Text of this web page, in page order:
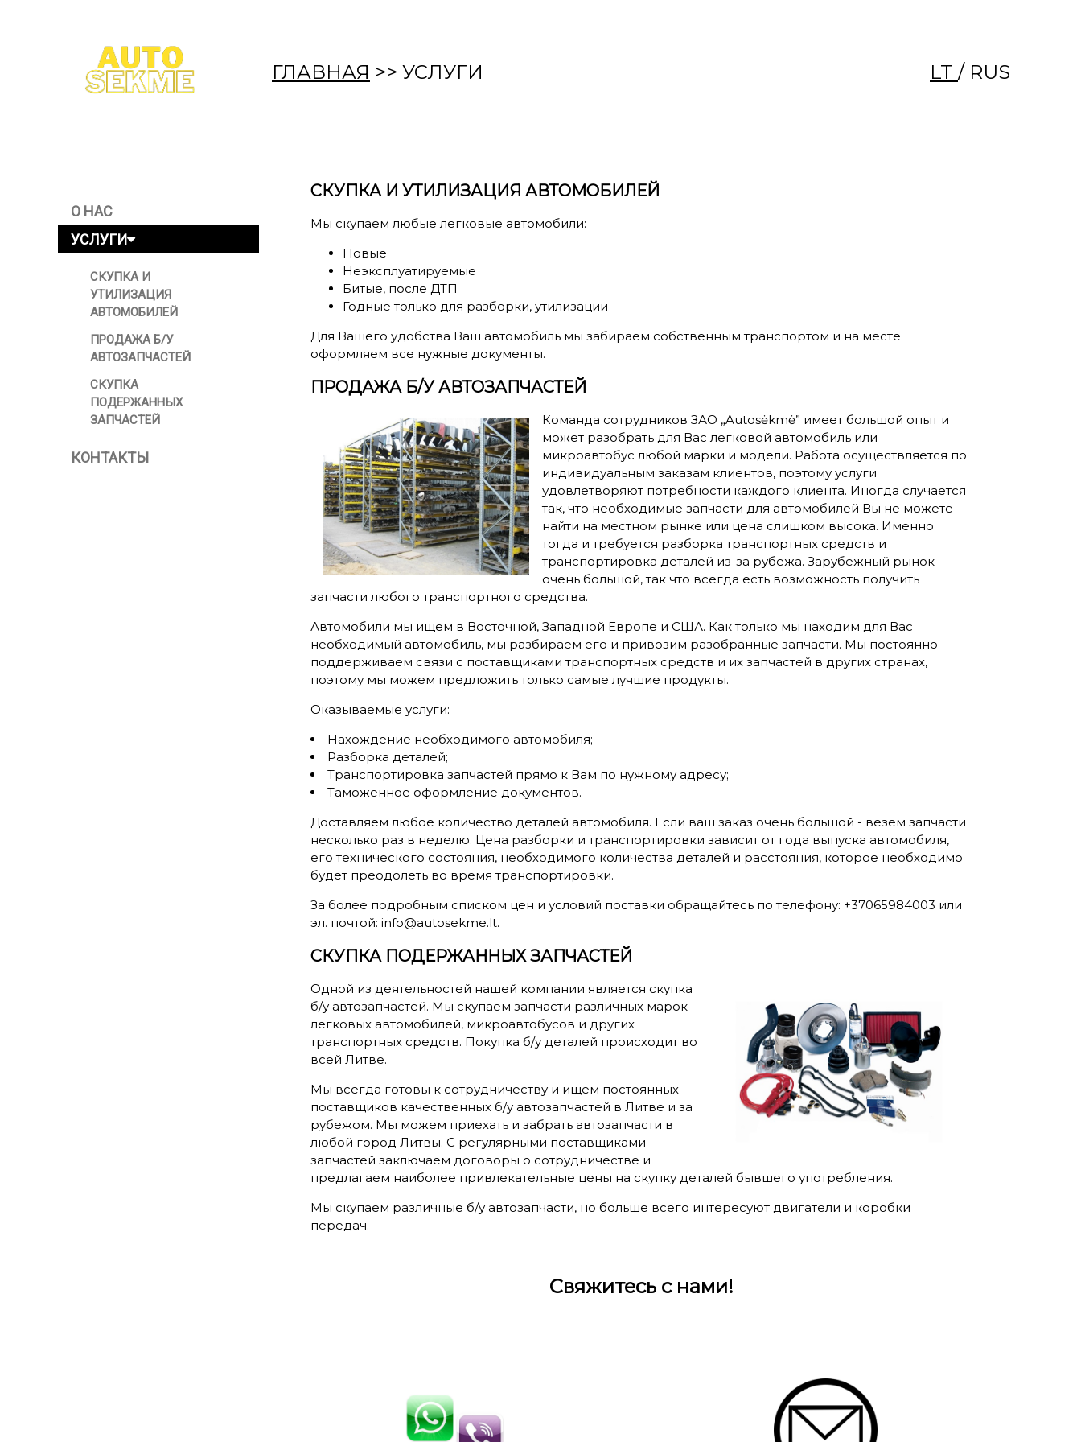
О НАС
УСЛУГИ
СКУПКА И
УТИЛИЗАЦИЯ
АВТОМОБИЛЕЙ
ПРОДАЖА Б/У
АВТОЗАПЧАСТЕЙ
СКУПКА
ПОДЕРЖАННЫХ
ЗАПЧАСТЕЙ
КОНТАКТЫ
ГЛАВНАЯ >> УСЛУГИ LT / RUS
СКУПКА И УТИЛИЗАЦИЯ АВТОМОБИЛЕЙ
Мы скупаем любые легковые автомобили:
Новые
Неэксплуатируемые
Битые, после ДТП
Годные только для разборки, утилизации
Для Вашего удобства Ваш автомобиль мы забираем собственным транспортом и на месте
оформляем все нужные документы.
ПРОДАЖА Б/У АВТОЗАПЧАСТЕЙ
Команда сотрудников ЗАО „Autosėkmė” имеет большой опыт и
может разобрать для Вас легковой автомобиль или
микроавтобус любой марки и модели. Работа осуществляется по
индивидуальным заказам клиентов, поэтому услуги
удовлетворяют потребности каждого клиента. Иногда случается
так, что необходимые запчасти для автомобилей Вы не можете
найти на местном рынке или цена слишком высока. Именно
тогда и требуется разборка транспортных средств и
транспортировка деталей из-за рубежа. Зарубежный рынок
очень большой, так что всегда есть возможность получить
запчасти любого транспортного средства.
Автомобили мы ищем в Восточной, Западной Европе и США. Как только мы находим для Вас
необходимый автомобиль, мы разбираем его и привозим разобранные запчасти. Мы постоянно
поддерживаем связи с поставщиками транспортных средств и их запчастей в других странах,
поэтому мы можем предложить только самые лучшие продукты.
Оказываемые услуги:
Нахождение необходимого автомобиля;
Разборка деталей;
Транспортировка запчастей прямо к Вам по нужному адресу;
Таможенное оформление документов.
Доставляем любое количество деталей автомобиля. Если ваш заказ очень большой - везем запчасти
несколько раз в неделю. Цена разборки и транспортировки зависит от года выпуска автомобиля,
его технического состояния, необходимого количества деталей и расстояния, которое необходимо
будет преодолеть во время транспортировки.
За более подробным списком цен и условий поставки обращайтесь по телефону: +37065984003 или
эл. почтой: info@autosekme.lt.
СКУПКА ПОДЕРЖАННЫХ ЗАПЧАСТЕЙ
Одной из деятельностей нашей компании является скупка
б/у автозапчастей. Мы скупаем запчасти различных марок
легковых автомобилей, микроавтобусов и других
транспортных средств. Покупка б/у деталей происходит во
всей Литве.
Мы всегда готовы к сотрудничеству и ищем постоянных
поставщиков качественных б/у автозапчастей в Литве и за
рубежом. Мы можем приехать и забрать автозапчасти в
любой город Литвы. С регулярными поставщиками
запчастей заключаем договоры о сотрудничестве и
предлагаем наиболее привлекательные цены на скупку деталей бывшего употребления.
Мы скупаем различные б/у автозапчасти, но больше всего интересуют двигатели и коробки
передач.
Свяжитесь с нами!